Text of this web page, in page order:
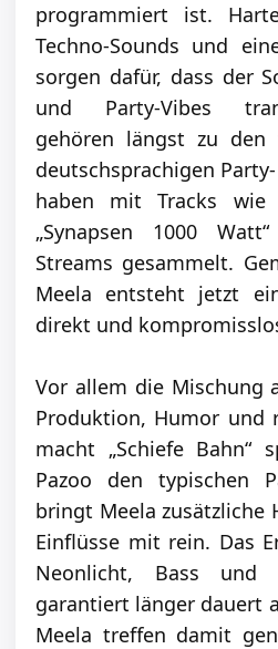
programmiert ist.
Techno-Sounds und
sorgen dafür, dass der
und Party-Vibes
gehören längst zu den
deutschsprachigen
haben mit Tracks wie
„Synapsen 1000
Streams gesammelt.
Meela entsteht jetzt
direkt und
Vor allem die Mischung
Produktion, Humor und
macht „Schiefe Bahn“
Pazoo den typischen
bringt Meela zusätzliche
Einflüsse mit rein. Das
Neonlicht, Bass
garantiert länger dauert
Meela treffen damit